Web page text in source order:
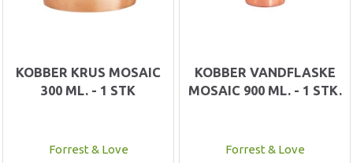
KOBBER KRUS MOSAIC
300 ML. - 1 STK
Forrest & Love
KOBBER VANDFLASKE
MOSAIC 900 ML. - 1 STK.
Forrest & Love